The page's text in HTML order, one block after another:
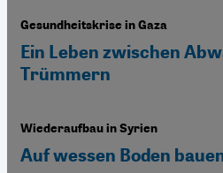
Gesundheitskrise in Gaza
Ein Leben zwischen
Trümmern
Wiederaufbau in Syrien
Auf wessen Boden